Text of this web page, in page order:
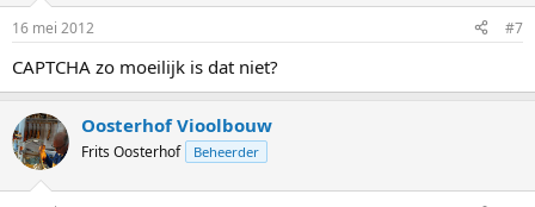
16 mei 2012 #7
CAPTCHA zo moeilijk is dat niet?
Oosterhof Vioolbouw
Frits Oosterhof Beheerder